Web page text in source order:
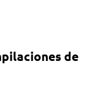
de